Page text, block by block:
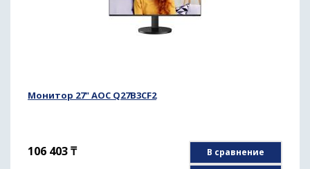
Монитор 27" AOC Q27B3CF2
106 403₸
В сравнение